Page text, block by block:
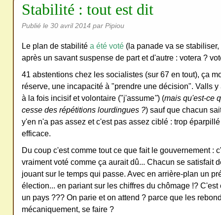
Stabilité : tout est dit
Publié le 30 avril 2014 par Pipiou
Le plan de stabilité a été voté (la panade va se
après un savant suspense de part et d'autre : votera ?
41 abstentions chez les socialistes (sur 67 en tout), ça
réserve, une incapacité à "prendre une décision". Valls
à la fois incisif et volontaire ("j'assume") (mais qu'est-ce
cesse des répétitions lourdingues ?) sauf que chacun
y'en n'a pas assez et c'est pas assez ciblé : trop
efficace.
Du coup c'est comme tout ce que fait le gouvernement :
vraiment voté comme ça aurait dû... Chacun se satisfait
jouant sur le temps qui passe. Avec en arrière-plan un
élection... en pariant sur les chiffres du chômage !?
un pays ??? On parie et on attend ? parce que les
mécaniquement, se faire ?